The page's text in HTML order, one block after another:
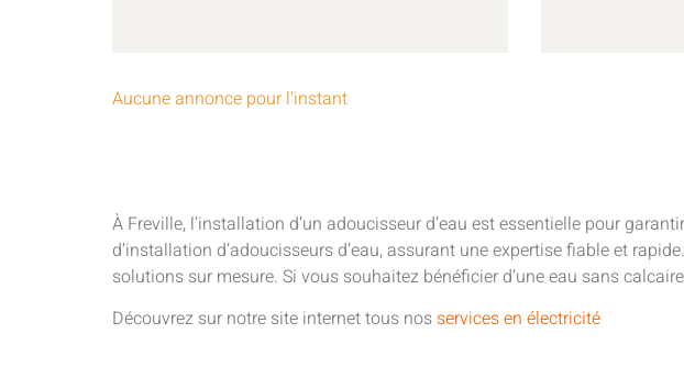
Aucune annonce pour l'instant
À Freville, l’installation d’un adoucisseur d’eau est essentielle pour
d’installation d’adoucisseurs d’eau, assurant une expertise fiable et
solutions sur mesure. Si vous souhaitez bénéficier d’une eau sans
Découvrez sur notre site internet tous nos services en électricité